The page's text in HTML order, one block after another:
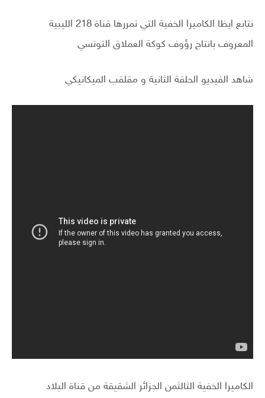
نتابع ايظا الكاميرا الخفية التي تمررها قناة 218 الليبية
المعروف بانتاج رؤوف كوكة العملاق التونسي
شاهد الفيديو الحلقة الثانية و مقلقب الميكانيكي
الكاميرا الخفية الثالثمن الجزائر الشقيقة من قناة البلاد